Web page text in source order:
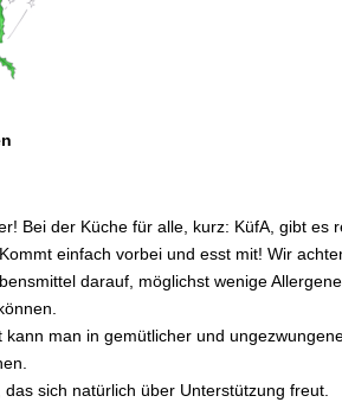
Bei der Küche für alle, kurz: KüfA, gibt es
einfach vorbei und esst mit! Wir
darauf, möglichst wenige
man in gemütlicher und
sich natürlich über Unterstützung freut.